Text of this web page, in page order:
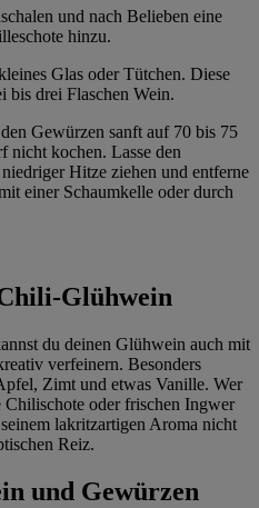
und nach Belieben eine
hinzu.
Glas oder Tütchen. Diese
bis drei Flaschen Wein.
Gewürzen sanft auf 70 bis 75
nicht kochen. Lasse den
Hitze ziehen und entferne
einer Schaumkelle oder durch
Glühwein
du deinen Glühwein auch mit
verfeinern. Besonders
Zimt und etwas Vanille. Wer
oder frischen Ingwer
lakritzartigen Aroma nicht
Reiz.
und Gewürzen